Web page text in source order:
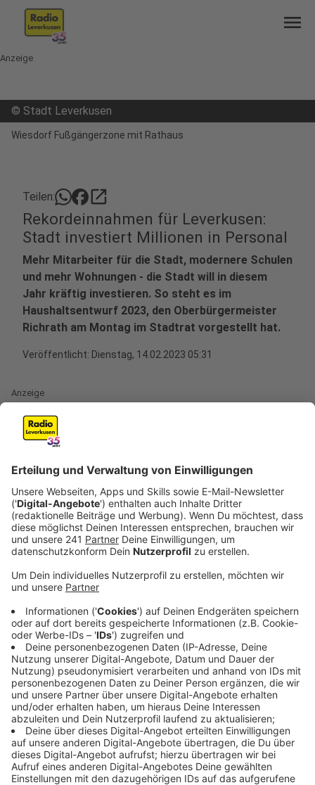
menu
Anzeige
© Stadt Leverkusen
Wiesdorf Fußgängerzone mit Rathaus
Teilen: open_in_new
Rekordeinnahmen für Leverkusen:
Stadt investiert Millionen in Personal
Mehr Mitarbeiter für die Stadt, modernere Schulen
und mehr Wohnungen - die Stadt will in diesem
Jahr kräftig investieren. So steht es im
Haushaltsentwurf 2023, den Oberbürgermeister
Richrath am Montag im Stadtrat vorgestellt hat.
Veröffentlicht: Dienstag, 14.02.2023 05:31
Anzeige
Die Stadtverwaltung erwarte für das Jahr 2022 mehr
Gewerbesteuer, sagte Richrath am Montag im
Stadtrat. Die Senkung der Gewerbesteuer sei ein
Grund für die positive Entwicklung. "Sie rettete die
Stadt vor einem finanziellen Waterloo", so der OB.
Anzeige
Stadt Leverkusen plant hohe Investitionen in
Schulen
Anzeige
Die Stadt will in diesem Jahr etwa 870 Millionen Euro
ausgeben. Dabei muss sie aber auch auf Rücklagen
zurückgreifen. Die Ausgaben seien immer noch höher
als die Einnahmen (etwa 846 Millionen Euro). Allein 100
Millionen Euro sollen in den Umbau und die Sanierung
von Schulen fließen. Und die Stadt will viele neue